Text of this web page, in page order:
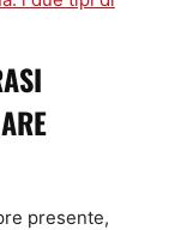
presente,